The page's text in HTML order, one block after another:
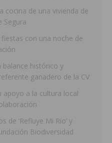
cocina de una vivienda de
Segura
con una noche de
balance histórico y
ganadero de la CV
apoyo a la cultura local
de ‘Refluye Mi Río’ y
Biodiversidad